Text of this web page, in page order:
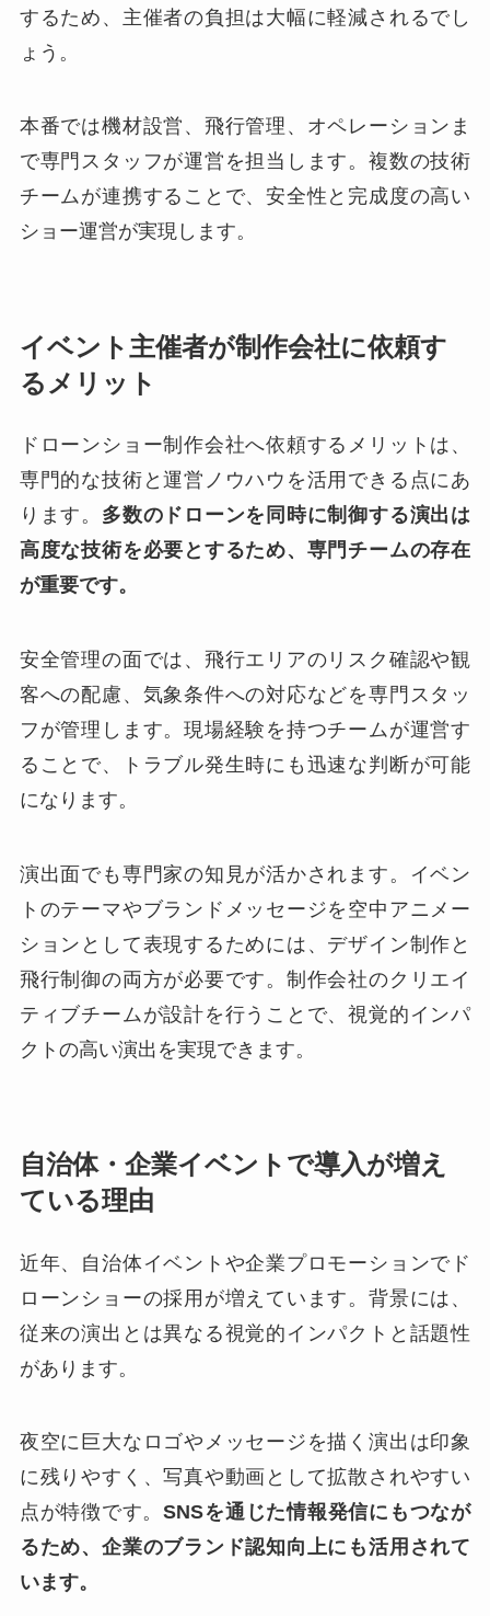
するため、主催者の負担は大幅に軽減されるでし
ょう。
本番では機材設営、飛行管理、オペレーションま
で専門スタッフが運営を担当します。複数の技術
チームが連携することで、安全性と完成度の高い
ショー運営が実現します。
イベント主催者が制作会社に依頼す
るメリット
ドローンショー制作会社へ依頼するメリットは、
専門的な技術と運営ノウハウを活用できる点にあ
ります。 多数のドローンを同時に制御する演出は
高度な技術を必要とするため、専門チームの存在
が重要です。
安全管理の面では、飛行エリアのリスク確認や観
客への配慮、気象条件への対応などを専門スタッ
フが管理します。現場経験を持つチームが運営す
ることで、トラブル発生時にも迅速な判断が可能
になります。
演出面でも専門家の知見が活かされます。イベン
トのテーマやブランドメッセージを空中アニメー
ションとして表現するためには、デザイン制作と
飛行制御の両方が必要です。制作会社のクリエイ
ティブチームが設計を行うことで、視覚的インパ
クトの高い演出を実現できます。
自治体・企業イベントで導入が増え
ている理由
近年、自治体イベントや企業プロモーションでド
ローンショーの採用が増えています。背景には、
従来の演出とは異なる視覚的インパクトと話題性
があります。
夜空に巨大なロゴやメッセージを描く演出は印象
に残りやすく、写真や動画として拡散されやすい
点が特徴です。SNSを通じた情報発信にもつなが
るため、企業のブランド認知向上にも活用されて
います。